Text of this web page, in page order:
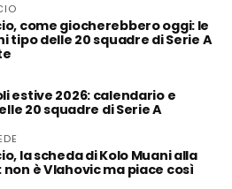
come giocherebbero oggi: le
tipo delle 20 squadre di Serie A
estive 2026: calendario e
20 squadre di Serie A
la scheda di Kolo Muani alla
è Vlahovic ma piace così